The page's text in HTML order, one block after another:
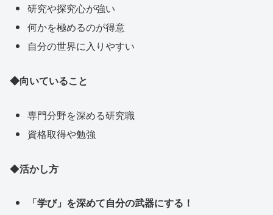
研究や探究心が強い
何かを極めるのが得意
自分の世界に入りやすい
◆向いていること
専門分野を深める研究職
資格取得や勉強
◆活かし方
「学び」を深めて自分の武器にする！